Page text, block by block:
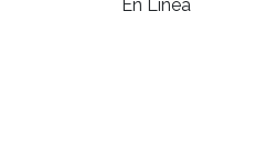
En Línea